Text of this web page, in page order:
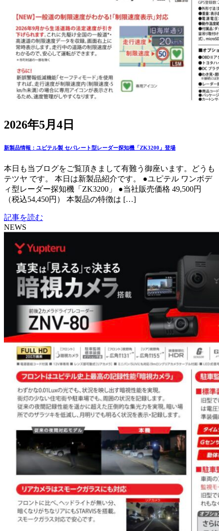
2026年5月4日
新製品情報：ユピテル製 セパレート型レーダー探知機「ZK3200」登場
本日も当ブログをご覧頂きまして有難う御座います。どうも
テツヤ です。 本日は新製品紹介です。 ●ユピテル ワンボデ
ィ型レーダー探知機「ZK3200」 ●当社販売価格 49,500円
（税込54,450円） 本製品の特徴は […]
記事を読む
NEWS